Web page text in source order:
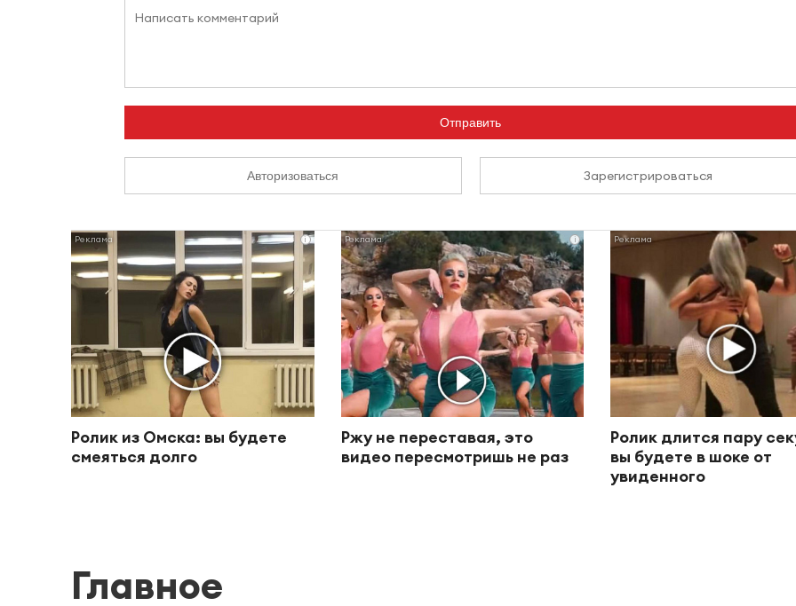
Отправить
Авторизоваться Зарегистрироваться
i
Ролик из Омска: вы будете
смеяться долго
i
Ржу не переставая, это
видео пересмотришь не раз
Ролик длится пару
вы будете в шоке от
увиденного
Главное